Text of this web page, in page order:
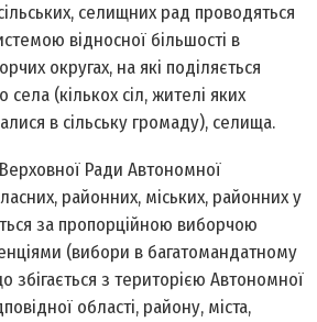
селищних рад проводяться
відносної більшості в
округах, на які поділяється
села (кількох сіл, жителі яких
в сільську громаду), селища.
Ради Автономної
районних, міських, районних у
за пропорційною виборчою
(вибори в багатомандатному
збігається з територією Автономної
області, району, міста,